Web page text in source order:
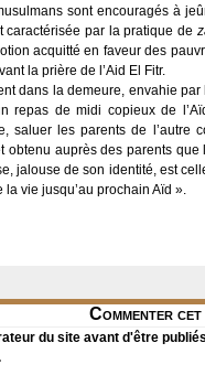
sont encouragés à
par la pratique de
acquitté en faveur des
la prière de l’Aid El Fitr.
dans la demeure, envahie
repas de midi copieux de
saluer les parents de l’autre
auprès des parents
jalouse de son identité, est
vie jusqu’au prochain Aïd ».
Commenter
du site avant d'être